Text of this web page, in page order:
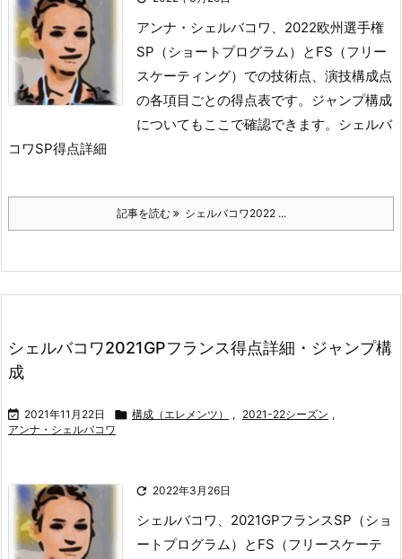
アンナ・シェルバコワ、2022欧州選手権
SP（ショートプログラム）とFS（フリー
スケーティング）での技術点、演技構成点
の各項目ごとの得点表です。 ジャンプ構成
についてもここで確認できます。 シェルバ
コワSP得点詳細
記事を読む シェルバコワ2022 ...
シェルバコワ2021GPフランス得点詳細・ジャンプ構
成
 2021年11月22日  構成（エレメンツ） , 2021-22シーズン ,
アンナ・シェルバコワ
 2022年3月26日
シェルバコワ、2021GPフランスSP（ショ
ートプログラム）とFS（フリースケーテ